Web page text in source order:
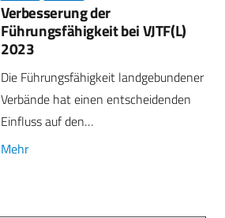
Verbesserung der
Führungsfähigkeit bei VJTF(L)
2023
Die Führungsfähigkeit landgebundener
Verbände hat einen entscheidenden
Einfluss auf den…
Mehr